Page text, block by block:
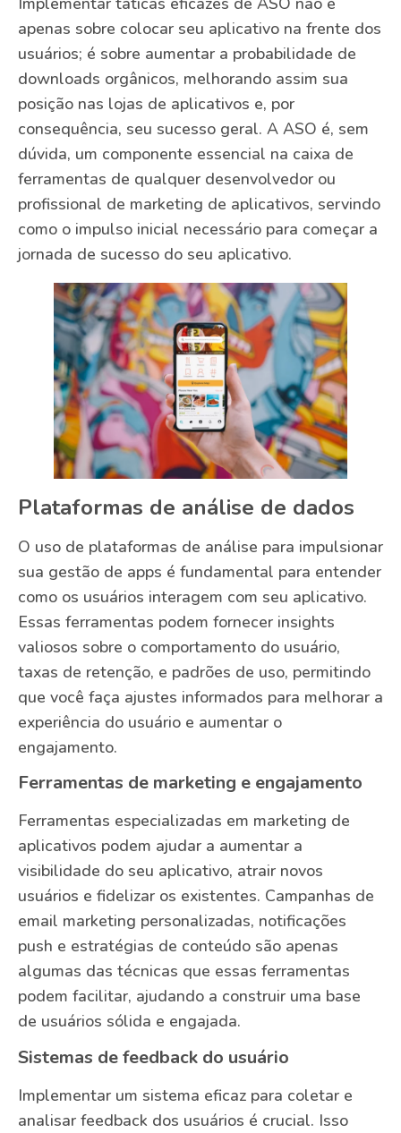
apenas sobre colocar seu aplicativo na frente dos
usuários; é sobre aumentar a probabilidade de
downloads orgânicos, melhorando assim sua
posição nas lojas de aplicativos e, por
consequência, seu sucesso geral. A ASO é, sem
dúvida, um componente essencial na caixa de
ferramentas de qualquer desenvolvedor ou
profissional de marketing de aplicativos, servindo
como o impulso inicial necessário para começar a
jornada de sucesso do seu aplicativo.
Plataformas de análise de dados
O uso de plataformas de análise para impulsionar
sua gestão de apps é fundamental para entender
como os usuários interagem com seu aplicativo.
Essas ferramentas podem fornecer insights
valiosos sobre o comportamento do usuário,
taxas de retenção, e padrões de uso, permitindo
que você faça ajustes informados para melhorar a
experiência do usuário e aumentar o
engajamento.
Ferramentas de marketing e engajamento
Ferramentas especializadas em marketing de
aplicativos podem ajudar a aumentar a
visibilidade do seu aplicativo, atrair novos
usuários e fidelizar os existentes. Campanhas de
email marketing personalizadas, notificações
push e estratégias de conteúdo são apenas
algumas das técnicas que essas ferramentas
podem facilitar, ajudando a construir uma base
de usuários sólida e engajada.
Sistemas de feedback do usuário
Implementar um sistema eficaz para coletar e
analisar feedback dos usuários é crucial. Isso